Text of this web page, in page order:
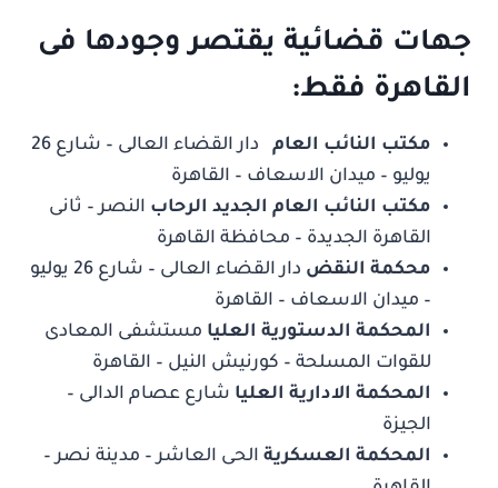
جهات قضائية يقتصر وجودها فى
القاهرة فقط:
مكتب النائب العام
دار القضاء العالى – شارع 26
يوليو – ميدان الاسعاف – القاهرة
مكتب النائب العام الجديد الرحاب النصر – ثانى
القاهرة الجديدة – محافظة القاهرة
محكمة النقض
دار القضاء العالى – شارع 26 يوليو
– ميدان الاسعاف – القاهرة
المحكمة الدستورية العليا مستشفى المعادى
للقوات المسلحة – كورنيش النيل – القاهرة
المحكمة الادارية العليا شارع عصام الدالى –
الجيزة
المحكمة العسكرية الحى العاشر – مدينة نصر –